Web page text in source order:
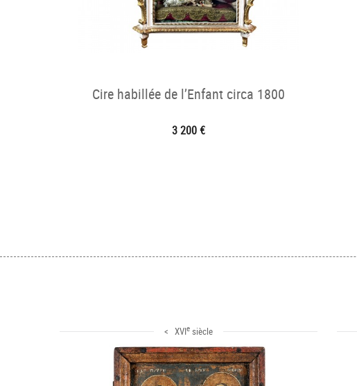
Cire habillée de l’Enfant circa 1800
3 200 €
< XVIe siècle